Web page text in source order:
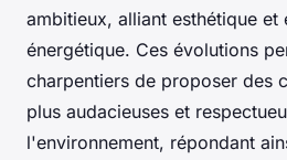
ambitieux, alliant esthétique et
énergétique. Ces évolutions
charpentiers de proposer des
plus audacieuses et
l'environnement, répondant